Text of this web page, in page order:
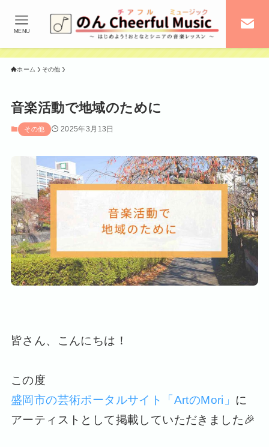
MENU
ホーム その他
音楽活動で地域のために
その他 2025年3月13日
皆さん、こんにちは！
この度
盛岡市の芸術ポータルサイト「ArtのMori」 に
アーティストとして掲載していただきました🎉